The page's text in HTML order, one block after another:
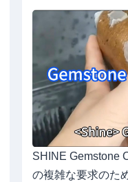
SHINE Gemstone
の複雑な要求のた